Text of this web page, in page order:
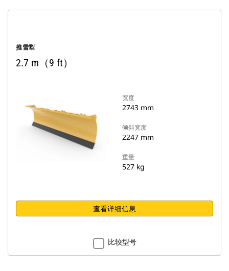
推雪犁
2.7 m（9 ft）
宽度
2743 mm
倾斜宽度
2247 mm
重量
527 kg
查看详细信息
比较型号